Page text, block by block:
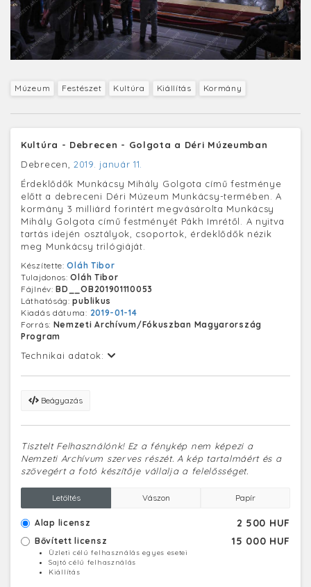
Múzeum Festészet Kultúra Kiállítás Kormány
Kultúra - Debrecen - Golgota a Déri Múzeumban
Debrecen, 2019. január 11.
Érdeklődők Munkácsy Mihály Golgota című festménye
előtt a debreceni Déri Múzeum Munkácsy-termében. A
kormány 3 milliárd forintért megvásárolta Munkácsy
Mihály Golgota című festményét Pákh Imrétől. A nyitva
tartás idején osztályok, csoportok, érdeklődők nézik
meg Munkácsy trilógiáját.
Készítette:Oláh Tibor
Tulajdonos:Oláh Tibor
Fájlnév:BD__OB201901110053
Láthatóság:publikus
Kiadás dátuma: 2019-01-14
Forrás: Nemzeti Archívum/Fókuszban Magyarország
Program
Technikai adatok:
Beágyazás
Tisztelt Felhasználónk! Ez a fénykép nem képezi a
Nemzeti Archívum szerves részét. A kép tartalmáért és a
szövegért a fotó készítője vállalja a felelősséget.
Letöltés Vászon Papír
Alap licensz 2 500 HUF
Bővített licensz 15 000 HUF
Üzleti célú felhasználás egyes esetei
Sajtó célú felhasználás
Kiállítás